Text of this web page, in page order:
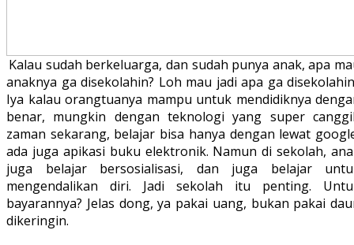
Kalau sudah berkeluarga, dan sudah punya anak, apa
anaknya ga disekolahin? Loh mau jadi apa ga
Iya kalau orangtuanya mampu untuk mendidiknya
benar, mungkin dengan teknologi yang super
zaman sekarang, belajar bisa hanya dengan lewat
ada juga apikasi buku elektronik. Namun di sekolah,
juga belajar bersosialisasi, dan juga belajar
mengendalikan diri. Jadi sekolah itu penting.
bayarannya? Jelas dong, ya pakai uang, bukan pakai
dikeringin.